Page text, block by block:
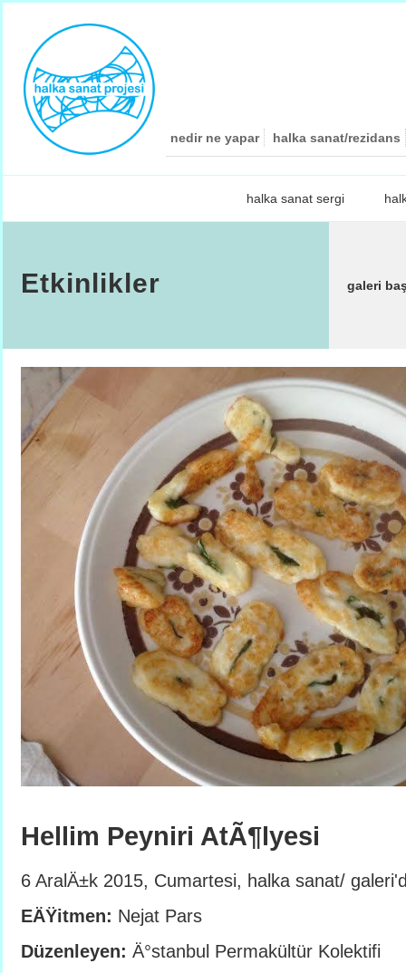
nedir ne yapar halka sanat/rezidans
halka sanat sergi
Etkinlikler galeri
Hellim Peyniri AtÃ¶lyesi
6 AralÄ±k 2015, Cumartesi, halka sanat/
EÄŸitmen: Nejat Pars
Düzenleyen: Ä°stanbul Permakültür Kolektifi